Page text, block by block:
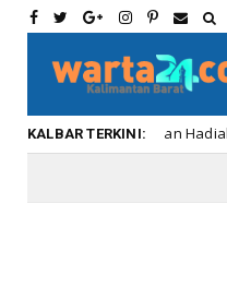
KALBAR TERKINI:
Penyerahan Hadiah U12